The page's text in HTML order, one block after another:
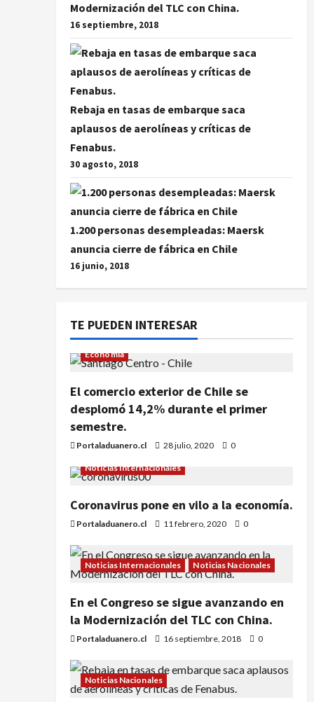
Modernización del TLC con China.
16 septiembre, 2018
Rebaja en tasas de embarque saca
aplausos de aerolíneas y críticas de
Fenabus.
30 agosto, 2018
1.200 personas desempleadas: Maersk
anuncia cierre de fábrica en Chile
16 junio, 2018
TE PUEDEN INTERESAR
Economía
El comercio exterior de Chile se
desplomó 14,2% durante el primer
semestre.
Portaladuanero.cl 28 julio, 2020 0
Noticias Internacionales
Coronavirus pone en vilo a la economía.
Portaladuanero.cl 11 febrero, 2020 0
Noticias Internacionales Noticias Nacionales
En el Congreso se sigue avanzando en
la Modernización del TLC con China.
Portaladuanero.cl 16 septiembre, 2018 0
Noticias Nacionales